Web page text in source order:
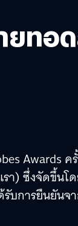
ยทอ
Awards
า) ซึ่งจัดขึ้น
บการยืนยัน